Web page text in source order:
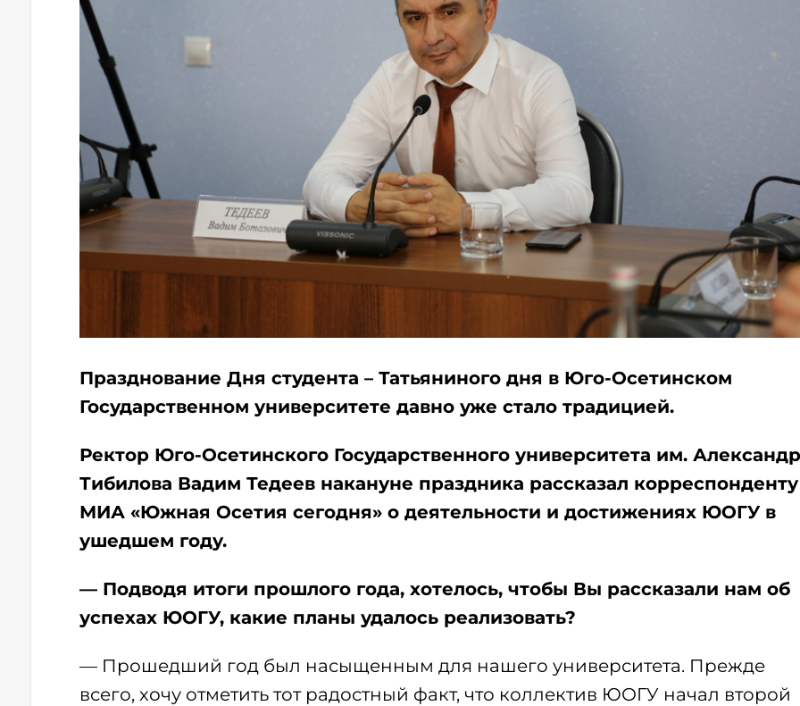
Празднование Дня студента – Татьяниного дня в Юго-Осетинском
Государственном университете давно уже стало традицией.
Ректор Юго-Осетинского Государственного университета им.
Тибилова Вадим Тедеев накануне праздника рассказал корреспонденту
МИА «Южная Осетия сегодня» о деятельности и достижениях ЮОГУ в
ушедшем году.
— Подводя итоги прошлого года, хотелось, чтобы Вы рассказали нам об
успехах ЮОГУ, какие планы удалось реализовать?
— Прошедший год был насыщенным для нашего университета. Прежде
всего, хочу отметить тот радостный факт, что коллектив ЮОГУ начал второй